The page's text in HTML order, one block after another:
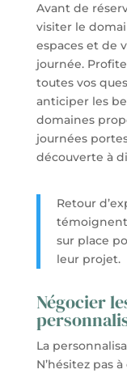
Avant de
visiter le
espaces et de
journée.
toutes vos
anticiper les
domaines
journées
découverte à
Retour
témoignent
sur place
leur projet.
Négocier
La
N’hésitez pas